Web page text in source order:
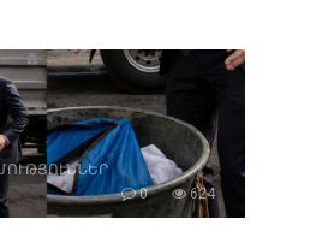
0
624